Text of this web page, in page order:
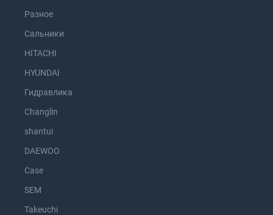
Разное
Сальники
HITACHI
HYUNDAI
Гидравлика
Changlin
shantui
DAEWOO
Case
SEM
Takeuchi